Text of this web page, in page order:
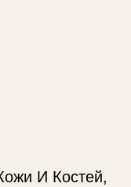
И Костей,